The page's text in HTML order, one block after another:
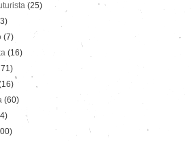
(25)
(7)
(16)
(60)